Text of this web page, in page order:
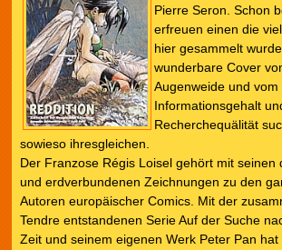
Pierre Seron. Schon
erfreuen einen die
hier gesammelt
wunderbare Cover
Augenweide und vom
Informationsgehalt
Recherchequälität
sowieso ihresgleichen.
Der Franzose Régis Loisel gehört mit seinen
und erdverbundenen Zeichnungen zu den
Autoren europäischer Comics. Mit der
Tendre entstandenen Serie Auf der Suche
Zeit und seinem eigenen Werk Peter Pan hat